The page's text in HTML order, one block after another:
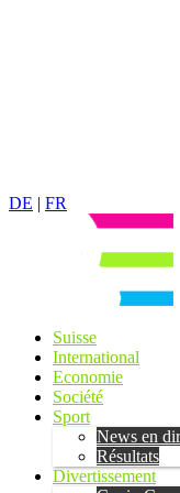
DE | FR
Suisse
International
Economie
Société
Sport
News en
Résultats
Divertissement